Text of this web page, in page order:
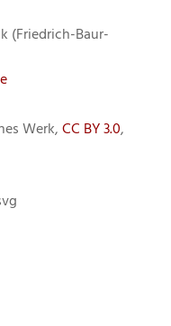
(Friedrich-Baur-
Werk,CC BY 3.0,